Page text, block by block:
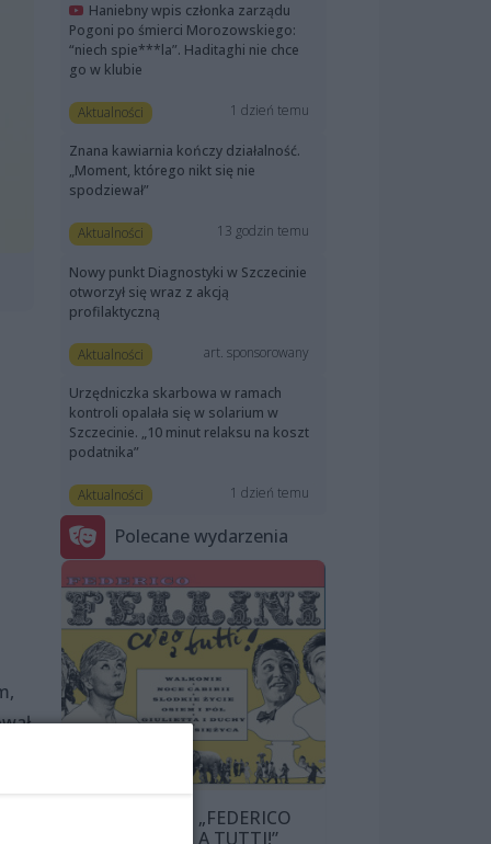
Haniebny wpis członka zarządu
Pogoni po śmierci Morozowskiego:
“niech spie***la”. Haditaghi nie chce
go w klubie
Aktualności 1 dzień temu
Znana kawiarnia kończy działalność.
„Moment, którego nikt się nie
spodziewał”
Aktualności 13 godzin temu
Nowy punkt Diagnostyki w Szczecinie
otworzył się wraz z akcją
profilaktyczną
Aktualności art. sponsorowany
Urzędniczka skarbowa w ramach
kontroli opalała się w solarium w
Szczecinie. „10 minut relaksu na koszt
podatnika”
Aktualności 1 dzień temu
Polecane wydarzenia
PRZEGLĄD „FEDERICO
FELLINI: CIAO A TUTTI!”